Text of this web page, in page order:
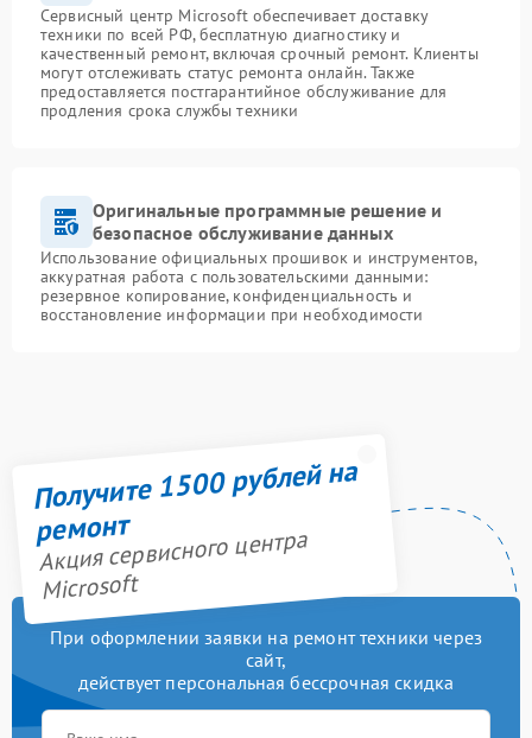
Сервисный центр Microsoft обеспечивает доставку
техники по всей РФ, бесплатную диагностику и
качественный ремонт, включая срочный ремонт. Клиенты
могут отслеживать статус ремонта онлайн. Также
предоставляется постгарантийное обслуживание для
продления срока службы техники
Оригинальные программные решение и
безопасное обслуживание данных
Использование официальных прошивок и инструментов,
аккуратная работа с пользовательскими данными:
резервное копирование, конфиденциальность и
восстановление информации при необходимости
Получите 1500 рублей на
ремонт
Акция сервисного центра
Microsoft
При оформлении заявки на ремонт техники через
сайт,
действует персональная бессрочная скидка